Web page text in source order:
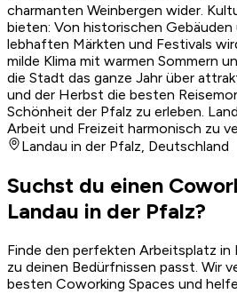
charmanten Weinbergen wider.
bieten: Von historischen Gebäuden
lebhaften Märkten und Festivals
milde Klima mit warmen Sommern
die Stadt das ganze Jahr über
und der Herbst die besten
Schönheit der Pfalz zu erleben.
Arbeit und Freizeit harmonisch zu
Landau in der Pfalz, Deutschland
Suchst du einen
Landau in der Pfalz?
Finde den perfekten Arbeitsplatz in
zu deinen Bedürfnissen passt. Wir
besten Coworking Spaces und